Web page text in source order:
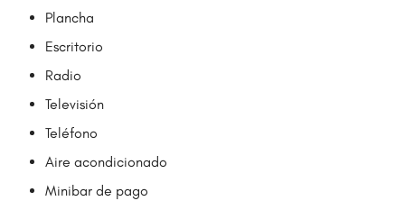
Plancha
Escritorio
Radio
Televisión
Teléfono
Aire acondicionado
Minibar de pago